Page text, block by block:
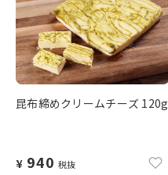
昆布締めクリームチーズ 120g
¥ 940 税抜